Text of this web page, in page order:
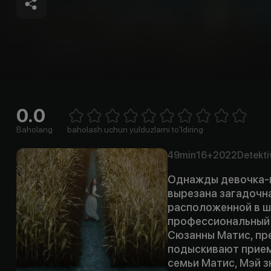
0.0
Baholang 1 Star2 Stars3 Stars4 Stars5 Stars6 Stars7 Stars8 Stars
baholash uchun yulduzlarni to'ldiring
49min16+2022
Однажды девочка-
вырезана
расположенной в
Сюзанны Матис,
подыскивают
семьи Матис, Мэй